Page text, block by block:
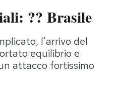
Moda
Consumismi
Storie/Idee
?? Brasile
l'arrivo del
equilibrio e
attacco fortissimo